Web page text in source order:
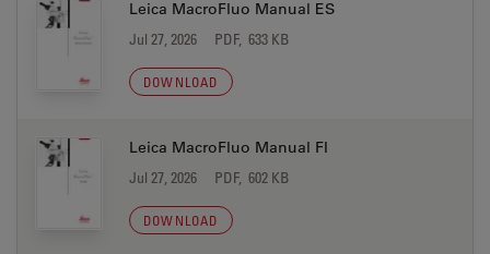
Leica MacroFluo Manual ES
Jul 27, 2026 PDF, 633 KB
DOWNLOAD
Leica MacroFluo Manual FI
Jul 27, 2026 PDF, 602 KB
DOWNLOAD